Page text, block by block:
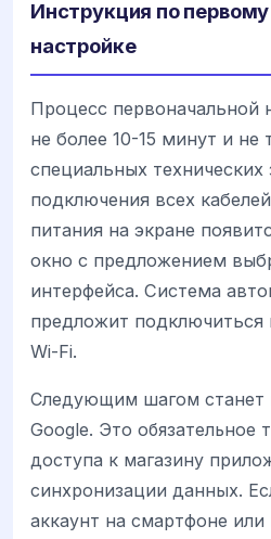
Инструкция по первому
настройке
Процесс первоначальной
не более 10-15 минут и не
специальных технических
подключения всех
питания на экране
окно с предложением
интерфейса. Система
предложит подключиться
Wi-Fi.
Следующим шагом станет
Google. Это обязательное
доступа к магазину
синхронизации данных.
аккаунт на смартфоне